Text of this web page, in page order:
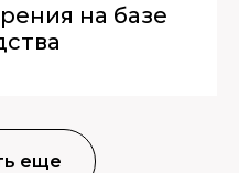
на базе
еще